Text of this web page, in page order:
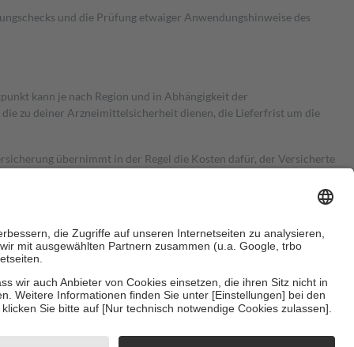
und die Prüfung etwaiger Anwendungshinweise des
kann je nach Region und in Abhängigkeit der
zu deiner Arzneimittelsicherheit dienen, die Lieferfrist um die
übernimmt in der Regel die Kosten dafür, der Versicherte
Es sind jedoch nie mehr als die tatsächlichen Kosten der Leistung
Zuzahlungen